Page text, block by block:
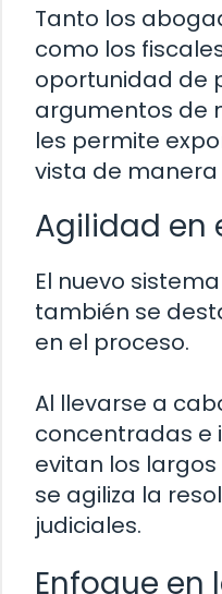
Tanto los
como los
oportunidad de
argumentos de
les permite
vista de
Agilidad en
El nuevo
también se
en el proceso.
Al llevarse a
concentradas e
evitan los
se agiliza la
judiciales.
Enfoque